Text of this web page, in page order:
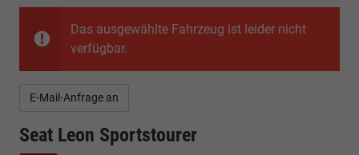
Das ausgewählte Fahrzeug ist leider nicht
verfügbar.
E-Mail-Anfrage an
Seat Leon Sportstourer